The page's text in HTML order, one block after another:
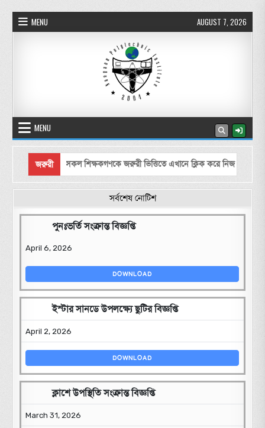
Skip to content
MENU AUGUST 7, 2026
নওগাঁ পলিটেকনিক ইনস্টিটিউট
MENU
জরুরী
সকল শিক্ষকগণকে জরুরী ভিত্তিতে এখানে ক্লিক করে নিজ নিজ ডিজিটাল
সর্বশেষ নোটিশ
পুনঃভর্তি সংক্রান্ত বিজ্ঞপ্তি
April 6, 2026
DOWNLOAD
ইস্টার সানডে উপলক্ষ্যে ছুটির বিজ্ঞপ্তি
April 2, 2026
DOWNLOAD
ক্লাশে উপস্থিতি সংক্রান্ত বিজ্ঞপ্তি
March 31, 2026